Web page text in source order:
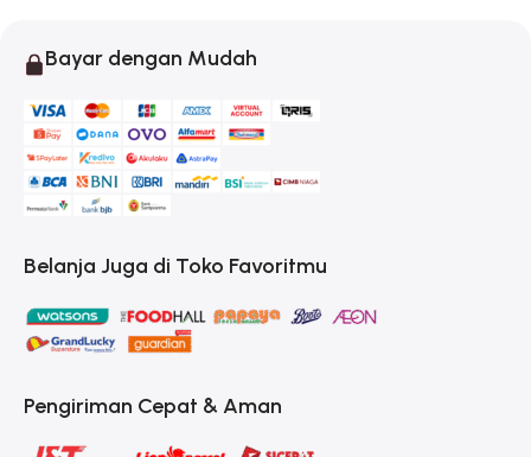
Bayar dengan Mudah
Belanja Juga di Toko Favoritmu
Pengiriman Cepat & Aman